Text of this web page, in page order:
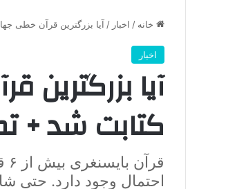
خانه / اخبار / آیا بزرگترین قرآن خطی
اخبار
آیا
کتابت شد +
احتمال وجود دارد. حتی